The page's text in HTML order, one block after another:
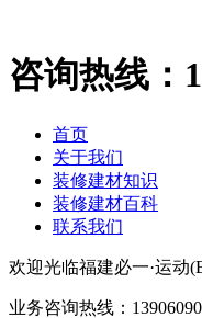
咨询热线：
首页
关于我们
装修建材知识
装修建材百科
联系我们
欢迎光临福建必一·运动
业务咨询热线：